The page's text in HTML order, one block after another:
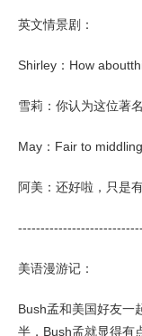
英文情景剧：
Shirley：How
雪莉：你认为这位著
May：Fair to
阿美：还好啦，只是
美语漫游记：
Bush孟和美国好友一
半，Bush孟就显得有